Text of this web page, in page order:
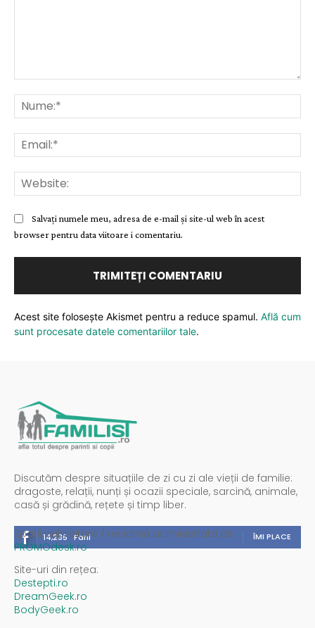
Salvați numele meu, adresa de e-mail și site-ul web în acest
browser pentru data viitoare i comentariu.
Acest site folosește Akismet pentru a reduce spamul. Află cum
sunt procesate datele comentariilor tale.
Discutăm despre situațiile de zi cu zi ale vieții de familie:
dragoste, relații, nunți și ocazii speciale, sarcină, animale,
casă și grădină, rețete și timp liber.
14,235 Fani ÎMI PLACE
Spații publicitare / reclamă administrată de
PROMOdesk.ro
Site-uri din rețea:
Destepti.ro
DreamGeek.ro
BodyGeek.ro